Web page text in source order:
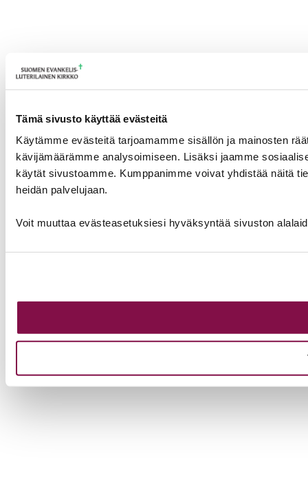
Tämä sivusto käyttää evästeitä
Käytämme evästeitä tarjoamamme sisällön ja mainosten
kävijämäärämme analysoimiseen. Lisäksi jaamme
käytät sivustoamme. Kumppanimme voivat yhdistää näitä
heidän palvelujaan.
Voit muuttaa evästeasetuksiesi hyväksyntää sivuston